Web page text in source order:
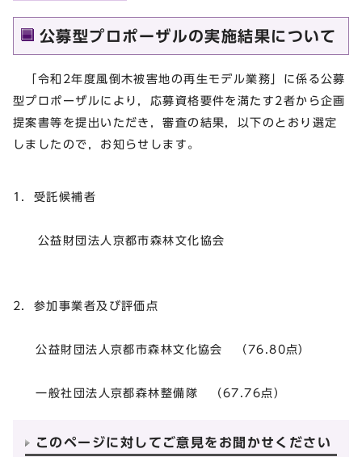
公募型プロポーザルの実施結果について
「令和2年度風倒木被害地の再生モデル業務」に係る公募
型プロポーザルにより，応募資格要件を満たす2者から企画
提案書等を提出いただき，審査の結果，以下のとおり選定
しましたので，お知らせします。
1．受託候補者
公益財団法人京都市森林文化協会
2．参加事業者及び評価点
公益財団法人京都市森林文化協会 （76.80点）
一般社団法人京都森林整備隊 （67.76点）
このページに対してご意見をお聞かせください